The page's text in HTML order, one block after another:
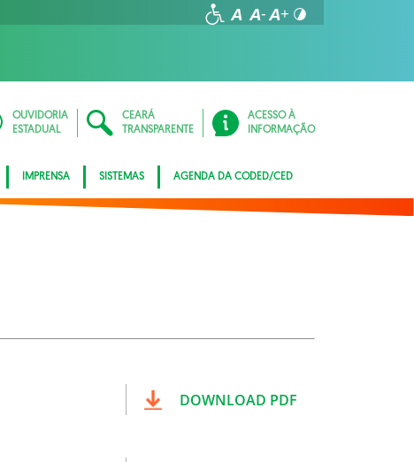
OUVIDORIA
ESTADUAL
CEARÁ
TRANSPARENTE
ACESSO À
INFORMAÇÃO
IMPRENSA SISTEMAS AGENDA DA CODED/CED
DOWNLOAD PDF